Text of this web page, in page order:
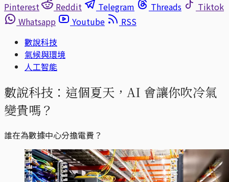
Pinterest
Reddit Telegram Threads
Tiktok
Whatsapp
Youtube
RSS
數說科技
氣候與環境
人工智能
數說科技：這個夏天，AI 會讓你吹冷氣
變貴嗎？
誰在為數據中心分擔電費？